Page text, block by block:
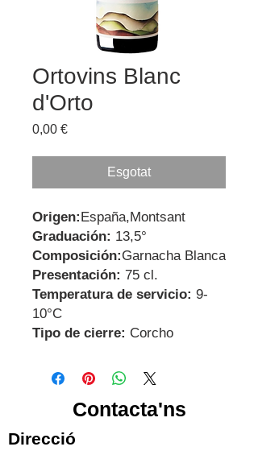
Ortovins Blanc
d'Orto
0,00 €Price
Esgotat
Origen:España,Montsant
Graduación: 13,5°
Composición:Garnacha Blanca
Presentación: 75 cl.
Temperatura de servicio: 9-
10°C
Tipo de cierre: Corcho
Contacta'ns
Direcció